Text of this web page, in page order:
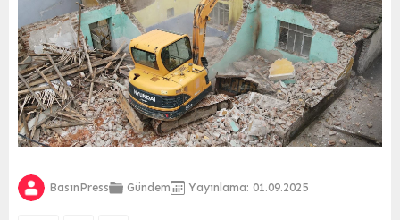
BasınPress Gündem Yayınlama: 01.09.2025